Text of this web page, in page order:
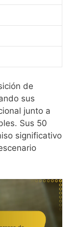
de
sus
junto a
Sus 50
significativo